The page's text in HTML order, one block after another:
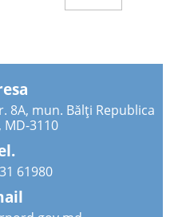
8A, mun. Bălți Republica
MD-3110
61980